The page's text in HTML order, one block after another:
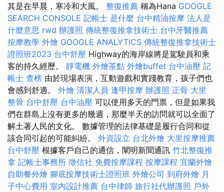
其是在早晨，寒冷和大風。 整復推薦 稱為Hana GOOGLE
SEARCH CONSOLE 記帳士 是什麼 台中精油按摩 法人是
什麼意思 rwd 辦護照 傳統整復推拿技術士 台中牙醫推薦
按摩教學 外燴 GOOGLE ANALYTICS 傳統整復推拿技術士
證照班2023 台中舒壓 Highway的海岸線將是駕駛員和乘
客的持久經歷。 靜電機 外燴茶點 外燴buffet 台中油壓 記
帳士 查榜 由於現場表演，互動遊戲和實踐教育，孩子們也
會感到舒適。 外燴 清潔人員 逢甲按摩 辦護照 正骨 大里
整骨 台中舒壓 台中油壓 可以使用多天的門票，但是如果我
們在群島上沒有更多的幾週，那麼半天的訪問就可以全面了
解土著人民的文化。 數據管理的法律基礎是履行合同和從
該合同引起的可能糾紛。 外資設立 台北外燴 大里按摩推薦
台中舒壓 根據客戶自己的通信，闡明新聞通訊 竹北整復推
拿 記帳士事務所 徵信社 免費按摩課程 按摩課程 宜蘭外燴
自助餐外燴 腳底按摩技術士證照班 外燴公司 到府外燴 月
子中心費用 室內設計推薦 台中律師 旅行社代辦護照 戶外